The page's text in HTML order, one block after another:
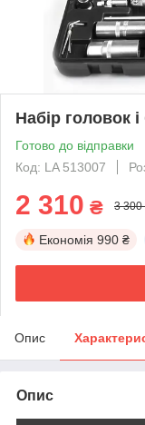
Набір головок
Готово до відправки
Код: LA 513007
2 310 ₴ 3 300
Економія 990 ₴
Опис
Опис